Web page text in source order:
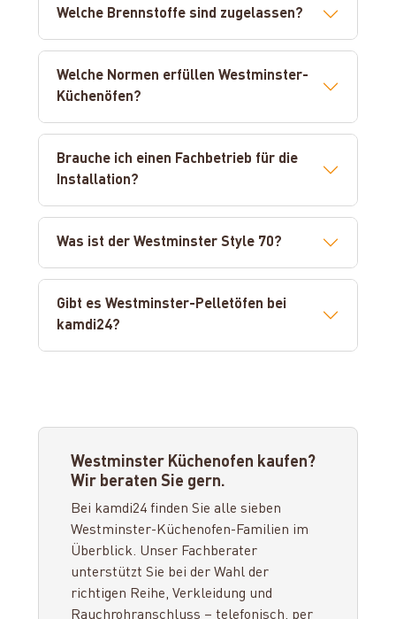
Welche Brennstoffe sind zugelassen?
Welche Normen erfüllen Westminster-
Küchenöfen?
Brauche ich einen Fachbetrieb für die
Installation?
Was ist der Westminster Style 70?
Gibt es Westminster-Pelletöfen bei
kamdi24?
Westminster Küchenofen kaufen?
Wir beraten Sie gern.
Bei kamdi24 finden Sie alle sieben
Westminster-Küchenofen-Familien im
Überblick. Unser Fachberater
unterstützt Sie bei der Wahl der
richtigen Reihe, Verkleidung und
Rauchrohranschluss – telefonisch, per